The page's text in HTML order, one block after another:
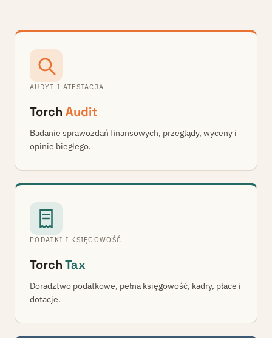
AUDYT I ATESTACJA
Torch Audit
Badanie sprawozdań finansowych, przeglądy, wyceny i
opinie biegłego.
PODATKI I KSIĘGOWOŚĆ
TorchTax
Doradztwo podatkowe, pełna księgowość, kadry, płace i
dotacje.